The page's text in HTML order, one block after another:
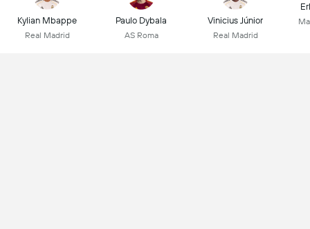
Kylian Mbappe
Real Madrid
Paulo Dybala
AS Roma
Vinicius Júnior
Real Madrid